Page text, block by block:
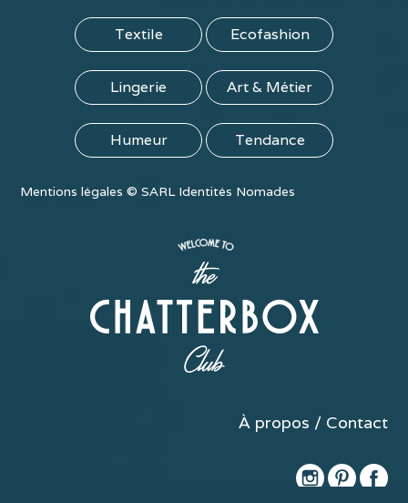
Textile Ecofashion
Lingerie Art & Métier
Humeur Tendance
Mentions légales ©SARL Identités Nomades
À propos / Contact